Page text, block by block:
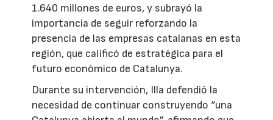
1.640 millones de euros, y subrayó la
importancia de seguir reforzando la
presencia de las empresas catalanas en esta
región, que calificó de estratégica para el
futuro económico de Catalunya.
Durante su intervención, Illa defendió la
necesidad de continuar construyendo “una